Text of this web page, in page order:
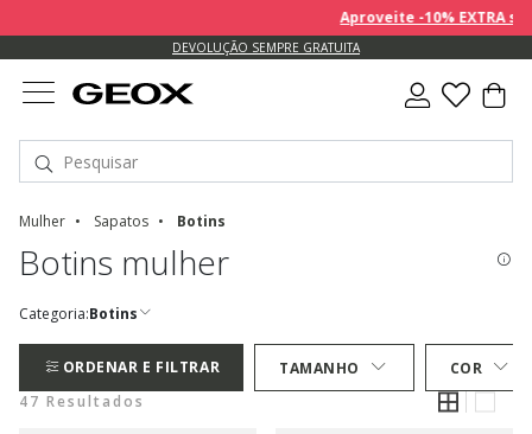
Aproveite -10% EXTRA
DEVOLUÇÃO SEMPRE GRATUITA
Mulher Sapatos Botins
Botins mulher
Categoria:Botins
ORDENAR E FILTRAR TAMANHO
COR
47 Resultados